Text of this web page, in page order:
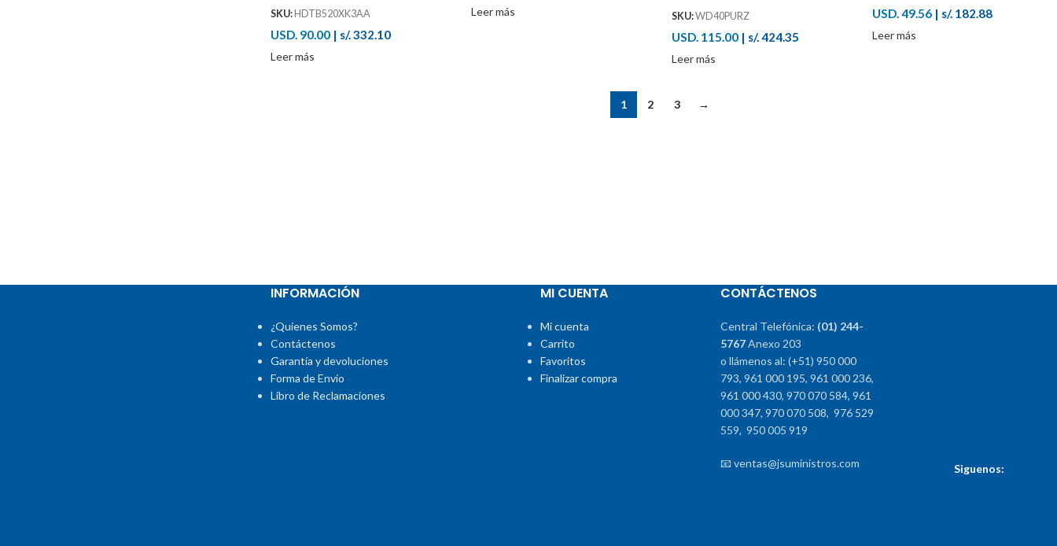
SKU: HDTB520XK3AA
USD. 90.00| s/. 332.10
Leer más
Leer más SKU:WD40PURZ
USD. 115.00| s/. 424.35
Leer más
USD. 49.56| s/. 182.88
Leer más
1 2 3 →
INFORMACIÓN
¿Quienes Somos?
Contáctenos
Garantía y devoluciones
Forma de Envío
Libro de Reclamaciones
MI CUENTA
Mi cuenta
Carrito
Favoritos
Finalizar compra
CONTÁCTENOS
Central Telefónica: (01) 244-
5767Anexo 203
o llámenos al: (+51) 950 000
793, 961 000 195, 961 000 236,
961 000 430, 970 070 584, 961
000 347, 970 070 508, 976 529
559, 950 005 919
📧 ventas@jsuministros.com Siguenos: